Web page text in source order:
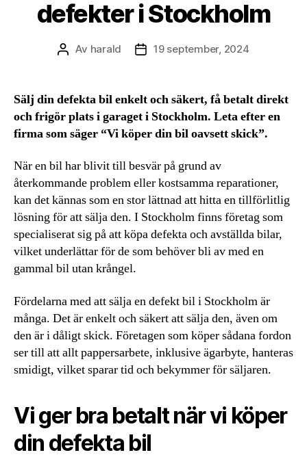
defekter i Stockholm
Inläggsförfattare
Av harald Inläggsdatum
19 september, 2024
Sälj din defekta bil enkelt och säkert, få betalt direkt
och frigör plats i garaget i Stockholm. Leta efter en
firma som säger “Vi köper din bil oavsett skick”.
När en bil har blivit till besvär på grund av
återkommande problem eller kostsamma reparationer,
kan det kännas som en stor lättnad att hitta en tillförlitlig
lösning för att sälja den. I Stockholm finns företag som
specialiserat sig på att köpa defekta och avställda bilar,
vilket underlättar för de som behöver bli av med en
gammal bil utan krångel.
Fördelarna med att sälja en defekt bil i Stockholm är
många. Det är enkelt och säkert att sälja den, även om
den är i dåligt skick. Företagen som köper sådana fordon
ser till att allt pappersarbete, inklusive ägarbyte, hanteras
smidigt, vilket sparar tid och bekymmer för säljaren.
Vi ger bra betalt när vi köper
din defekta bil